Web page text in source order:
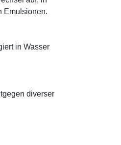
Emulsionen.
in Wasser
diverser